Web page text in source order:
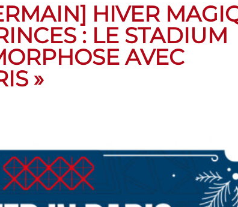
HIVER
: LE STADIUM
AVEC
»